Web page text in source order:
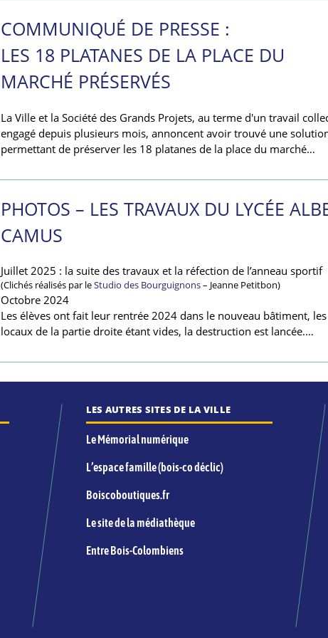
COMMUNIQUÉ DE PRESSE :
LES 18 PLATANES DE LA PLACE DU
MARCHÉ PRÉSERVÉS
La Ville et la Société des Grands Projets, au terme d'un travail
engagé depuis plusieurs mois, annoncent avoir trouvé une
permettant de préserver les 18 platanes de la place du marché…
PHOTOS – LES TRAVAUX DU LYCÉE
CAMUS
Juillet 2025 : la suite des travaux et la réfection de l’anneau sportif
(Clichés réalisés par leStudio des Bourguignons– Jeanne Petitbon)
Octobre 2024
Les élèves ont fait leur rentrée 2024 dans le nouveau bâtiment, les
locaux de la partie droite étant vides, la destruction est lancée.…
LES AUTRES SITES DE LA VILLE
Le Mémorial numérique
L’espace famille (bois-co déclic)
Boiscoboutiques.fr
Le site de la médiathèque
Entre Bois-Colombiens